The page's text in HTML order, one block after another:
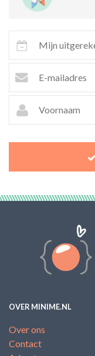
OVER MINIME.NL
Over ons
Contact